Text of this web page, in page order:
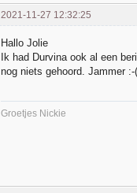
2021-11-27 12:32:25
Hallo Jolie
Ik had Durvina ook al een
nog niets gehoord. Jammer :-(
Groetjes Nickie